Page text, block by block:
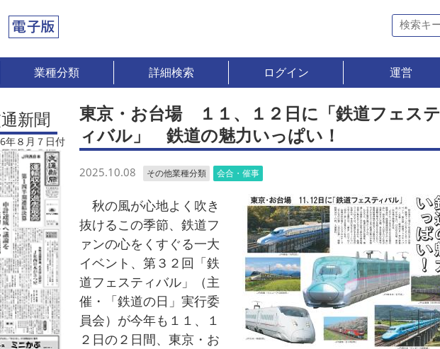
業種分類 詳細検索 ログイン 運営
新聞
年８月７日付
東京・お台場 １１、１２日に「鉄道フェステ
ィバル」 鉄道の魅力いっぱい！
2025.10.08 その他業種分類 会合・催事
秋の風が心地よく吹き
抜けるこの季節、鉄道フ
ァンの心をくすぐる一大
イベント、第３２回「鉄
道フェスティバル」（主
催・「鉄道の日」実行委
員会）が今年も１１、１
２日の２日間、東京・お